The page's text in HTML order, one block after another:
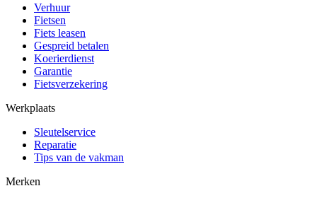
Verhuur
Fietsen
Fiets leasen
Gespreid betalen
Koerierdienst
Garantie
Fietsverzekering
Werkplaats
Sleutelservice
Reparatie
Tips van de vakman
Merken